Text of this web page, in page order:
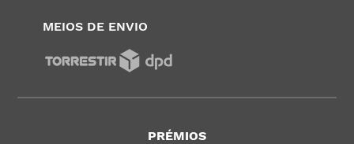
MEIOS DE ENVIO
PRÉMIOS